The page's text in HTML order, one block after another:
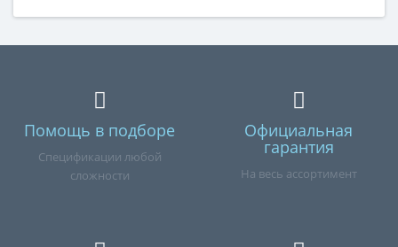
Помощь в подборе
Спецификации любой
сложности
Официальная
гарантия
На весь ассортимент